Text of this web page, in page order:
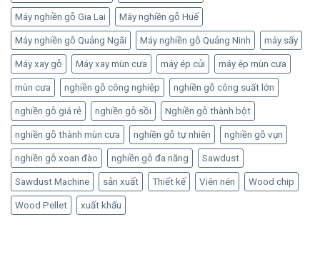
Máy nghiền gỗ Gia Lai Máy nghiền gỗ Huế
Máy nghiền gỗ Quảng Ngãi Máy nghiền gỗ Quảng Ninh máy sấy
Máy xay gỗ Máy xay mùn cưa máy ép củi máy ép mùn cưa
mùn cưa nghiền gỗ công nghiệp nghiền gỗ công suất lớn
nghiền gỗ giá rẻ nghiền gỗ sồi Nghiền gỗ thành bột
nghiền gỗ thành mùn cưa nghiền gỗ tự nhiên nghiền gỗ vụn
nghiền gỗ xoan đào nghiền gỗ đa năng Sawdust
Sawdust Machine sản xuất Thiết kế Viên nén Wood chip
Wood Pellet xuất khẩu